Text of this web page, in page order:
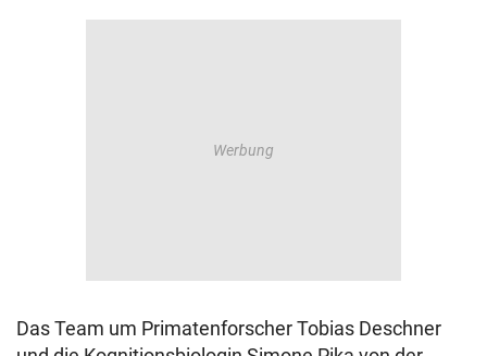
Das Team um Primatenforscher Tobias Deschner